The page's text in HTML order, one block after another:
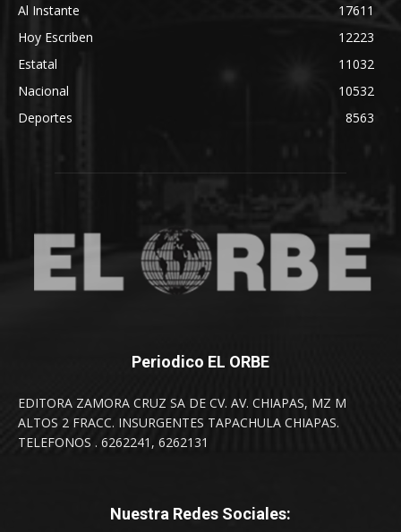
Al Instante
17611
Hoy Escriben
12223
Estatal
11032
Nacional
10532
Deportes
8563
Periodico EL ORBE
EDITORA ZAMORA CRUZ SA DE CV. AV. CHIAPAS, MZ M
ALTOS 2 FRACC. INSURGENTES TAPACHULA CHIAPAS.
TELEFONOS . 6262241, 6262131
Nuestra Redes Sociales: